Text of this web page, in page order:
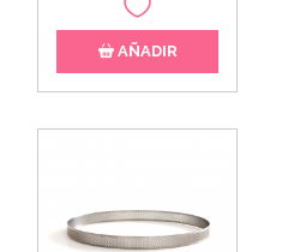
AÑADIR